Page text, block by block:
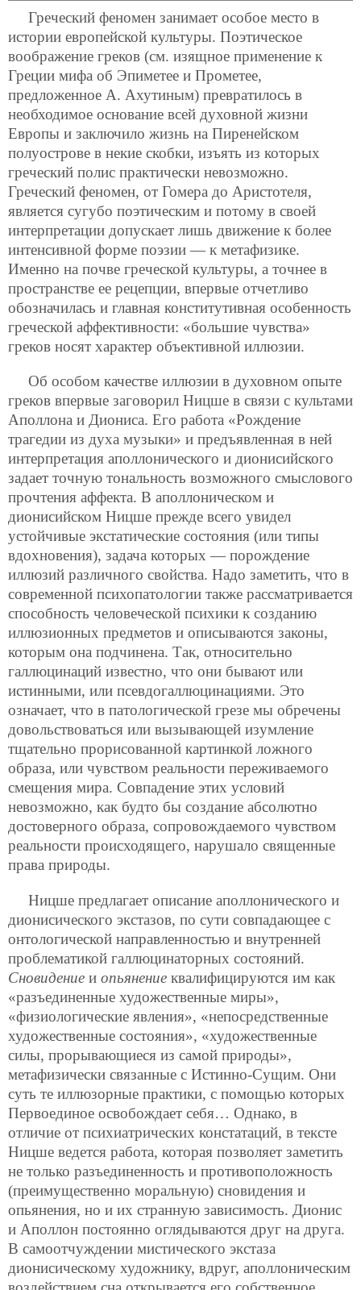
Греческий феномен занимает особое место в
истории европейской культуры. Поэтическое
воображение греков (см. изящное применение к
Греции мифа об Эпиметее и Прометее,
предложенное А. Ахутиным) превратилось в
необходимое основание всей духовной жизни
Европы и заключило жизнь на Пиренейском
полуострове в некие скобки, изъять из которых
греческий полис практически невозможно.
Греческий феномен, от Гомера до Аристотеля,
является сугубо поэтическим и потому в своей
интерпретации допускает лишь движение к более
интенсивной форме поэзии — к метафизике.
Именно на почве греческой культуры, а точнее в
пространстве ее рецепции, впервые отчетливо
обозначилась и главная конститутивная особенность
греческой аффективности: «большие чувства»
греков носят характер объективной иллюзии.
Об особом качестве иллюзии в духовном опыте
греков впервые заговорил Ницше в связи с культами
Аполлона и Диониса. Его работа «Рождение
трагедии из духа музыки» и предъявленная в ней
интерпретация аполлонического и дионисийского
задает точную тональность возможного смыслового
прочтения аффекта. В аполлоническом и
дионисийском Ницше прежде всего увидел
устойчивые экстатические состояния (или типы
вдохновения), задача которых — порождение
иллюзий различного свойства. Надо заметить, что в
современной психопатологии также рассматривается
способность человеческой психики к созданию
иллюзионных предметов и описываются законы,
которым она подчинена. Так, относительно
галлюцинаций известно, что они бывают или
истинными, или псевдогаллюцинациями. Это
означает, что в патологической грезе мы обречены
довольствоваться или вызывающей изумление
тщательно прорисованной картинкой ложного
образа, или чувством реальности переживаемого
смещения мира. Совпадение этих условий
невозможно, как будто бы создание абсолютно
достоверного образа, сопровождаемого чувством
реальности происходящего, нарушало священные
права природы.
Ницше предлагает описание аполлонического и
дионисического экстазов, по сути совпадающее с
онтологической направленностью и внутренней
проблематикой галлюцинаторных состояний.
Сновидение и опьянение квалифицируются им как
«разъединенные художественные миры»,
«физиологические явления», «непосредственные
художественные состояния», «художественные
силы, прорывающиеся из самой природы»,
метафизически связанные с Истинно-Сущим. Они
суть те иллюзорные практики, с помощью которых
Первоединое освобождает себя… Однако, в
отличие от психиатрических констатаций, в тексте
Ницше ведется работа, которая позволяет заметить
не только разъединенность и противоположность
(преимущественно моральную) сновидения и
опьянения, но и их странную зависимость. Дионис
и Аполлон постоянно оглядываются друг на друга.
В самоотчуждении мистического экстаза
дионисическому художнику, вдруг, аполлоническим